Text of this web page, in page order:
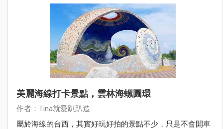
美麗海線打卡景點，雲林海螺圓環
作者：Tina就愛趴趴造
屬於海線的台西，其實好玩好拍的景點不少，只是不會開車